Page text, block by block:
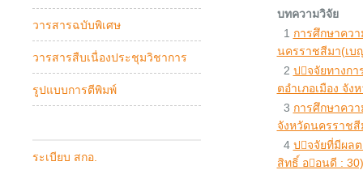
วารสารฉบับพิเศษ
วารสารสืบเนื่องประชุมวิชาการ
รูปแบบการตีพิมพ์
ระเบียบ สกอ.
บทความวิจัย
1 การศึกษาคว
นครราชสีมา(เบ
2 ปจจัยทางก
ตอําเภอเมือง จั
3 การศึกษาคว
จังหวัดนครราชสี
4 ปจจัยที่มีผล
สิทธิ์ ออนดี : 30)